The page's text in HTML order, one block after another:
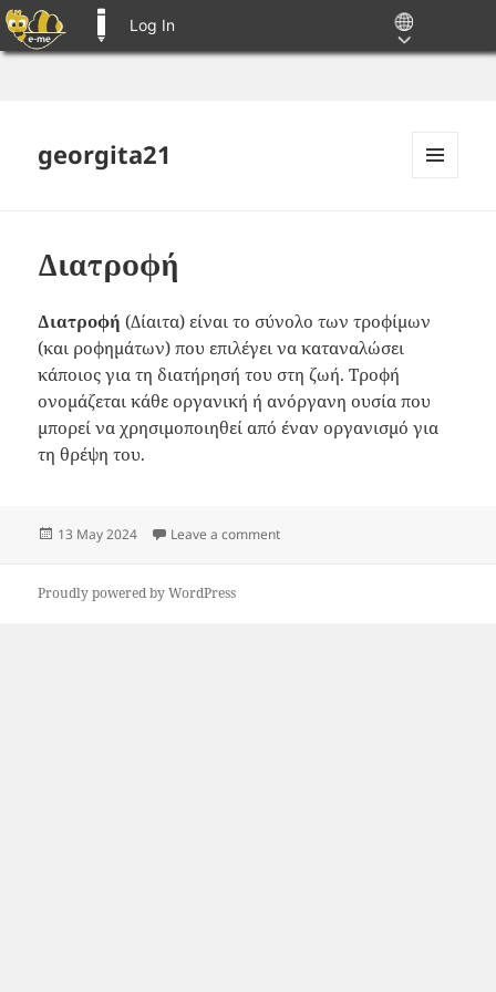
Log In
georgita21
Διατροφή
Διατροφή (Δίαιτα) είναι το σύνολο των τροφίμων
(και ροφημάτων) που επιλέγει να καταναλώσει
κάποιος για τη διατήρησή του στη ζωή. Τροφή
ονομάζεται κάθε οργανική ή ανόργανη ουσία που
μπορεί να χρησιμοποιηθεί από έναν οργανισμό για
τη θρέψη του.
Posted
13 May 2024 Leave a commenton Διατροφή
Proudly powered by WordPress